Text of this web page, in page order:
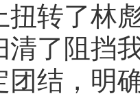
扭转了林
清了阻挡
团结，明